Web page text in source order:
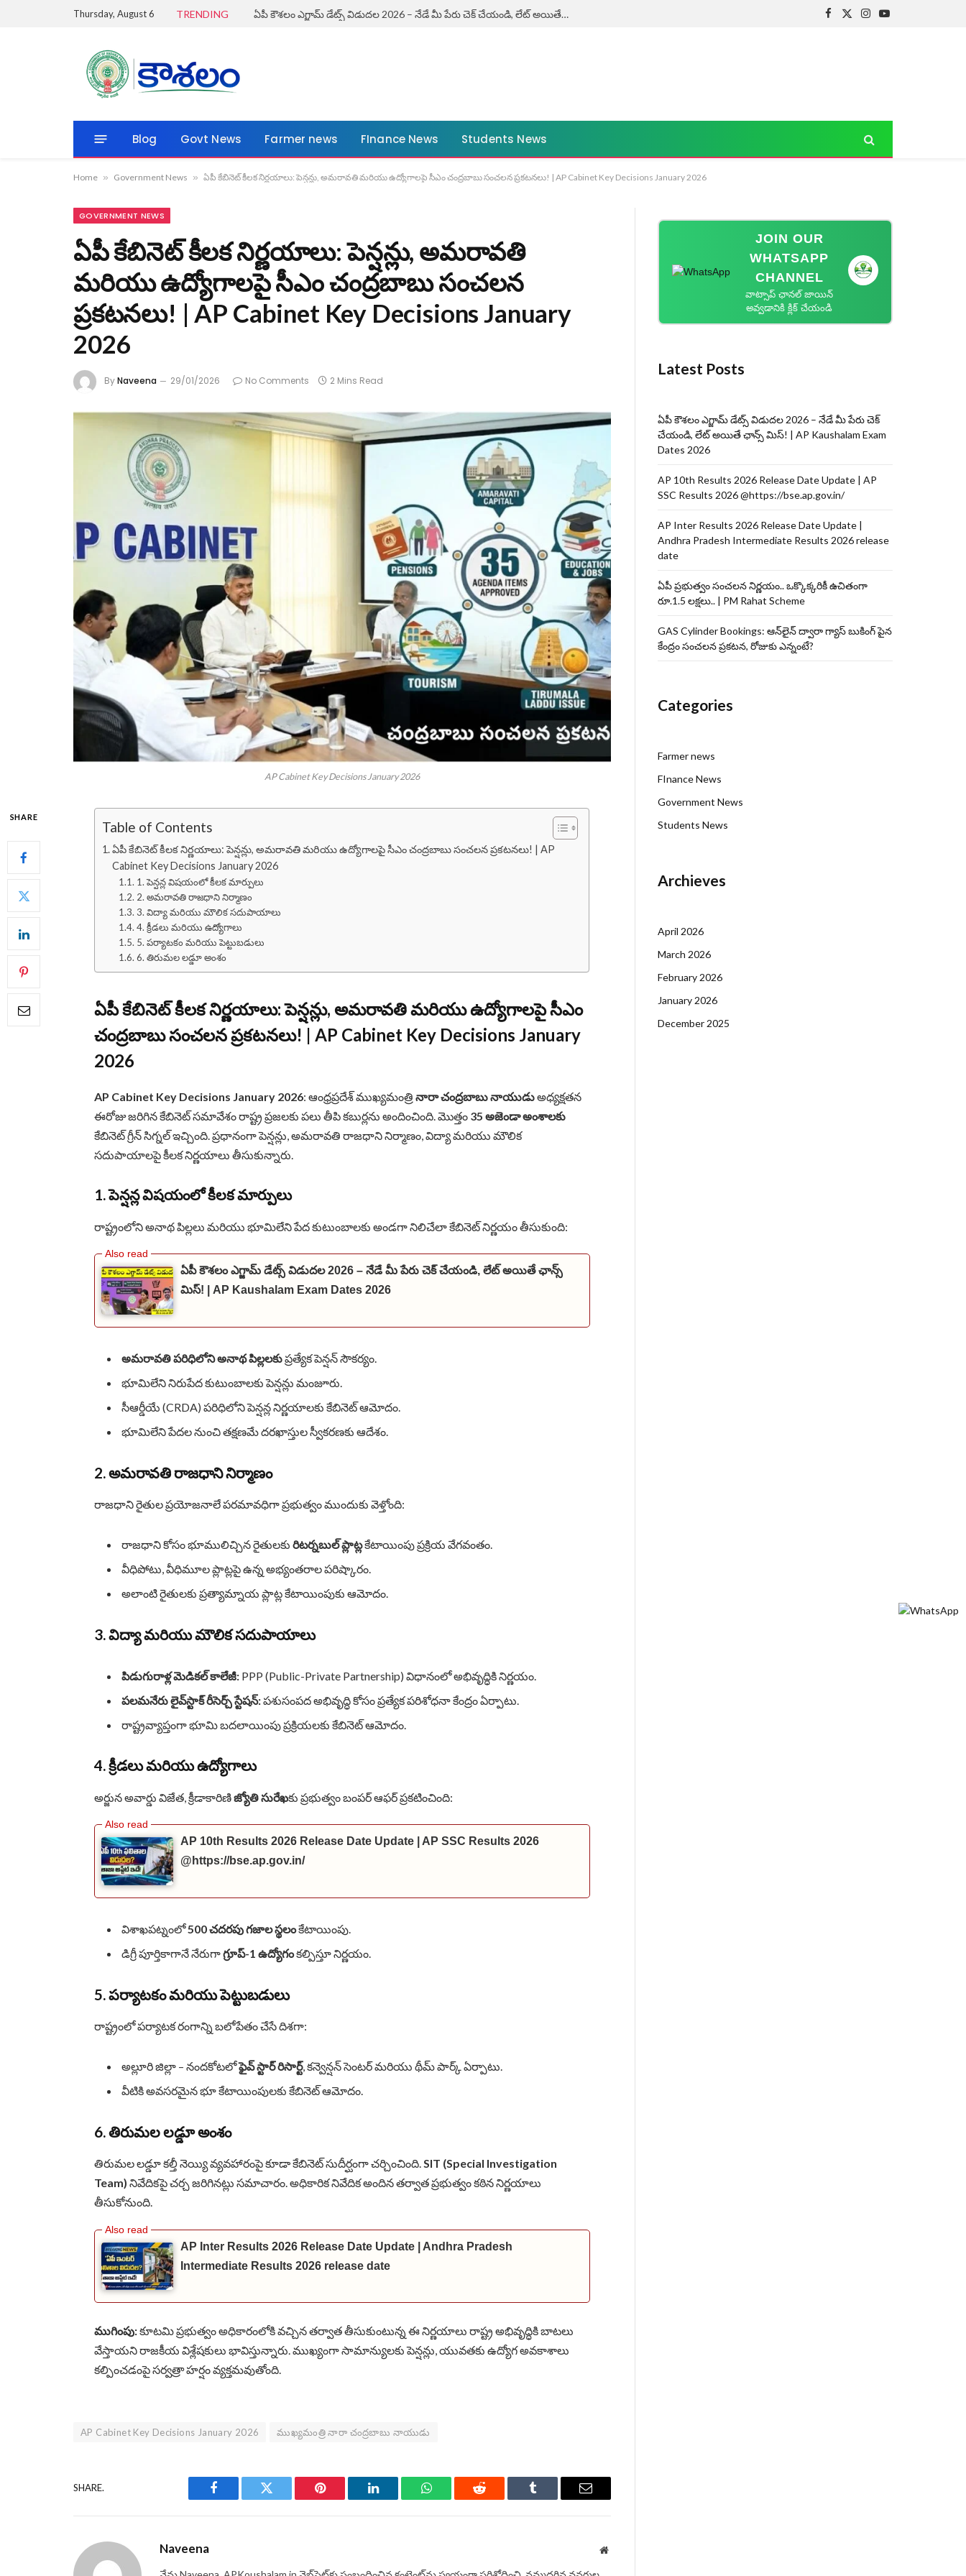
Thursday, August 6 TRENDING ఏపీ కౌశలం ఎగ్జామ్ డేట్స్ విడుదల 2026 – నేడే మీ పేరు చెక్ చేయండి, లేట్ అయితే ఛాన్స్ మిస్! | AP Kaushalam Exam Dates 2026
Facebook
X
Instagram
YouTube
Blog Govt News Farmer news FInance News Students News
Home » Government News » ఏపీ కేబినెట్ కీలక నిర్ణయాలు: పెన్షన్లు, అమరావతి మరియు ఉద్యోగాలపై సీఎం చంద్రబాబు సంచలన ప్రకటనలు! | AP Cabinet Key Decisions January 2026
GOVERNMENT NEWS
ఏపీ కేబినెట్ కీలక నిర్ణయాలు: పెన్షన్లు, అమరావతి
మరియు ఉద్యోగాలపై సీఎం చంద్రబాబు సంచలన
ప్రకటనలు! | AP Cabinet Key Decisions January
2026
ByNaveena 29/01/2026 No Comments 2 Mins Read
AP Cabinet Key Decisions January 2026
SHARE
Table of Contents
ఏపీ కేబినెట్ కీలక నిర్ణయాలు: పెన్షన్లు, అమరావతి మరియు ఉద్యోగాలపై సీఎం చంద్రబాబు సంచలన ప్రకటనలు! | AP
Cabinet Key Decisions January 2026
1. పెన్షన్ల విషయంలో కీలక మార్పులు
2. అమరావతి రాజధాని నిర్మాణం
3. విద్యా మరియు మౌలిక సదుపాయాలు
4. క్రీడలు మరియు ఉద్యోగాలు
5. పర్యాటకం మరియు పెట్టుబడులు
6. తిరుమల లడ్డూ అంశం
ఏపీ కేబినెట్ కీలక నిర్ణయాలు: పెన్షన్లు, అమరావతి మరియు ఉద్యోగాలపై సీఎం
చంద్రబాబు సంచలన ప్రకటనలు! | AP Cabinet Key Decisions January
2026
AP Cabinet Key Decisions January 2026: ఆంధ్రప్రదేశ్ ముఖ్యమంత్రినారా చంద్రబాబు నాయుడుఅధ్యక్షతన
ఈరోజు జరిగిన కేబినెట్ సమావేశం రాష్ట్ర ప్రజలకు పలు తీపి కబుర్లను అందించింది. మొత్తం 35 అజెండా అంశాలకు
కేబినెట్ గ్రీన్ సిగ్నల్ ఇచ్చింది. ప్రధానంగా పెన్షన్లు, అమరావతి రాజధాని నిర్మాణం, విద్యా మరియు మౌలిక
సదుపాయాలపై కీలక నిర్ణయాలు తీసుకున్నారు.
1. పెన్షన్ల విషయంలో కీలక మార్పులు
రాష్ట్రంలోని అనాథ పిల్లలు మరియు భూమిలేని పేద కుటుంబాలకు అండగా నిలిచేలా కేబినెట్ నిర్ణయం తీసుకుంది:
ఏపీ కౌశలం ఎగ్జామ్ డేట్స్ విడుదల 2026 – నేడే మీ పేరు చెక్ చేయండి, లేట్ అయితే ఛాన్స్
మిస్! | AP Kaushalam Exam Dates 2026
అమరావతి పరిధిలోని అనాథ పిల్లలకుప్రత్యేక పెన్షన్ సౌకర్యం.
భూమిలేని నిరుపేద కుటుంబాలకు పెన్షన్లు మంజూరు.
సీఆర్డీయే (CRDA) పరిధిలోని పెన్షన్ల నిర్ణయాలకు కేబినెట్ ఆమోదం.
భూమిలేని పేదల నుంచి తక్షణమే దరఖాస్తుల స్వీకరణకు ఆదేశం.
2. అమరావతి రాజధాని నిర్మాణం
రాజధాని రైతుల ప్రయోజనాలే పరమావధిగా ప్రభుత్వం ముందుకు వెళ్తోంది:
రాజధాని కోసం భూములిచ్చిన రైతులకురిటర్నబుల్ ప్లాట్లకేటాయింపు ప్రక్రియ వేగవంతం.
వీధిపోటు, వీధిమూల ప్లాట్లపై ఉన్న అభ్యంతరాల పరిష్కారం.
అలాంటి రైతులకు ప్రత్యామ్నాయ ప్లాట్ల కేటాయింపుకు ఆమోదం.
3. విద్యా మరియు మౌలిక సదుపాయాలు
పిడుగురాళ్ల మెడికల్ కాలేజీ: PPP (Public-Private Partnership) విధానంలో అభివృద్ధికి నిర్ణయం.
పలమనేరు లైవ్‌స్టాక్ రీసెర్చ్ స్టేషన్:పశుసంపద అభివృద్ధి కోసం ప్రత్యేక పరిశోధనా కేంద్రం ఏర్పాటు.
రాష్ట్రవ్యాప్తంగా భూమి బదలాయింపు ప్రక్రియలకు కేబినెట్ ఆమోదం.
4. క్రీడలు మరియు ఉద్యోగాలు
అర్జున అవార్డు విజేత, క్రీడాకారిణిజ్యోతి సురేఖకు ప్రభుత్వం బంపర్ ఆఫర్ ప్రకటించింది:
AP 10th Results 2026 Release Date Update | AP SSC Results 2026
@https://bse.ap.gov.in/
విశాఖపట్నంలో500 చదరపు గజాల స్థలంకేటాయింపు.
డిగ్రీ పూర్తికాగానే నేరుగాగ్రూప్-1 ఉద్యోగంకల్పిస్తూ నిర్ణయం.
5. పర్యాటకం మరియు పెట్టుబడులు
రాష్ట్రంలో పర్యాటక రంగాన్ని బలోపేతం చేసే దిశగా:
అల్లూరి జిల్లా – నందకోటలోఫైవ్ స్టార్ రిసార్ట్, కన్వెన్షన్ సెంటర్ మరియు థీమ్ పార్క్ ఏర్పాటు.
వీటికి అవసరమైన భూ కేటాయింపులకు కేబినెట్ ఆమోదం.
6. తిరుమల లడ్డూ అంశం
తిరుమల లడ్డూ కల్తీ నెయ్యి వ్యవహారంపై కూడా కేబినెట్ సుదీర్ఘంగా చర్చించింది.SIT (Special Investigation
Team) నివేదికపై చర్చ జరిగినట్లు సమాచారం. అధికారిక నివేదిక అందిన తర్వాత ప్రభుత్వం కఠిన నిర్ణయాలు
తీసుకోనుంది.
AP Inter Results 2026 Release Date Update | Andhra Pradesh
Intermediate Results 2026 release date
ముగింపు:కూటమి ప్రభుత్వం అధికారంలోకి వచ్చిన తర్వాత తీసుకుంటున్న ఈ నిర్ణయాలు రాష్ట్ర అభివృద్ధికి బాటలు
వేస్తాయని రాజకీయ విశ్లేషకులు భావిస్తున్నారు. ముఖ్యంగా సామాన్యులకు పెన్షన్లు, యువతకు ఉద్యోగ అవకాశాలు
కల్పించడంపై సర్వత్రా హర్షం వ్యక్తమవుతోంది.
AP Cabinet Key Decisions January 2026 ముఖ్యమంత్రి నారా చంద్రబాబు నాయుడు
SHARE.
Facebook Twitter Pinterest LinkedIn WhatsAppReddit Tumblr Email
Naveena Website
JOIN OUR
WHATSAPP
CHANNEL
వాట్సాప్ ఛానల్ జాయిన్
అవ్వడానికి క్లిక్ చేయండి
Latest Posts
ఏపీ కౌశలం ఎగ్జామ్ డేట్స్ విడుదల 2026 – నేడే మీ పేరు చెక్
చేయండి, లేట్ అయితే ఛాన్స్ మిస్! | AP Kaushalam Exam
Dates 2026
AP 10th Results 2026 Release Date Update | AP
SSC Results 2026 @https://bse.ap.gov.in/
AP Inter Results 2026 Release Date Update |
Andhra Pradesh Intermediate Results 2026 release
date
ఏపీ ప్రభుత్వం సంచలన నిర్ణయం.. ఒక్కొక్కరికీ ఉచితంగా
రూ.1.5 లక్షలు.. | PM Rahat Scheme
GAS Cylinder Bookings: ఆన్‌లైన్‌ ద్వారా గ్యాస్ బుకింగ్ పైన
కేంద్రం సంచలన ప్రకటన, రోజుకు ఎన్నంటే?
Categories
Farmer news
FInance News
Government News
Students News
Archieves
April 2026
March 2026
February 2026
January 2026
December 2025